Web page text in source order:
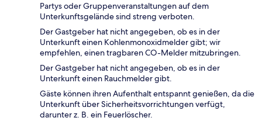
Partys oder Gruppenveranstaltungen auf dem
Unterkunftsgelände sind streng verboten.
Der Gastgeber hat nicht angegeben, ob es in der
Unterkunft einen Kohlenmonoxidmelder gibt; wir
empfehlen, einen tragbaren CO-Melder mitzubringen.
Der Gastgeber hat nicht angegeben, ob es in der
Unterkunft einen Rauchmelder gibt.
Gäste können ihren Aufenthalt entspannt genießen, da die
Unterkunft über Sicherheitsvorrichtungen verfügt,
darunter z. B. ein Feuerlöscher.